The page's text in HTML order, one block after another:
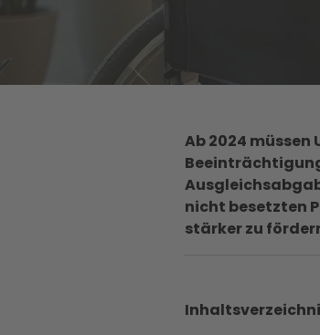
Ab 2024
nicht besetzten
stärker zu